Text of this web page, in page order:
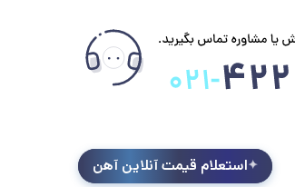
استعلام قیمت آنلاین آهن